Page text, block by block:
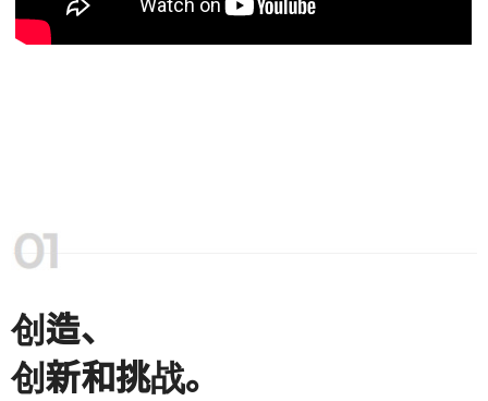
创造、
创新和挑战。